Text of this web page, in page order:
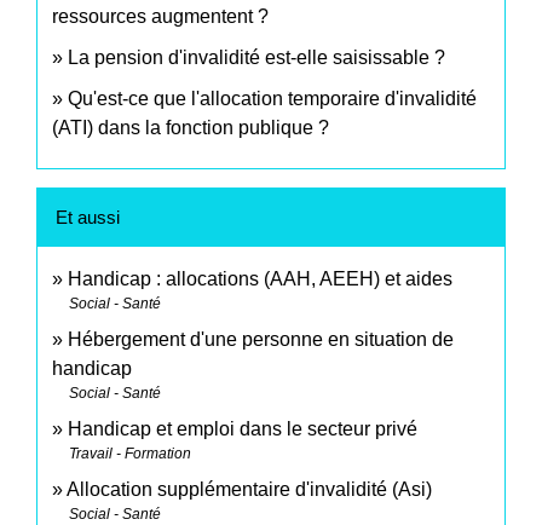
ressources augmentent ?
La pension d'invalidité est-elle saisissable ?
Qu'est-ce que l'allocation temporaire d'invalidité
(ATI) dans la fonction publique ?
Et aussi
Handicap : allocations (AAH, AEEH) et aides
Social - Santé
Hébergement d'une personne en situation de
handicap
Social - Santé
Handicap et emploi dans le secteur privé
Travail - Formation
Allocation supplémentaire d'invalidité (Asi)
Social - Santé